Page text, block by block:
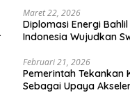
Maret 22, 2026
Diplomasi Energi
Indonesia Wujudkan
Februari 21, 2026
Pemerintah Tekankan
Sebagai Upaya